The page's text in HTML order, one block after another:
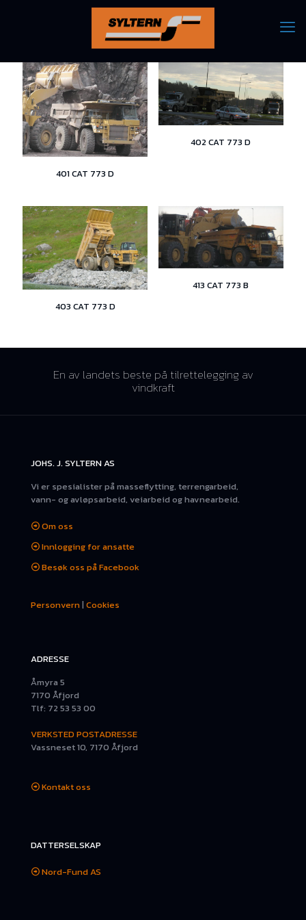
401 CAT 773 D
402 CAT 773 D
403 CAT 773 D
413 CAT 773 B
En av landets beste på tilrettelegging av
vindkraft
JOHS. J. SYLTERN AS
Vi er spesialister på masseflytting, terrengarbeid,
vann- og avløpsarbeid, veiarbeid og havnearbeid.
Om oss
Innlogging for ansatte
Besøk oss på Facebook
Personvern| Cookies
ADRESSE
Åmyra 5
7170 Åfjord
Tlf: 72 53 53 00
VERKSTED POSTADRESSE
Vassneset 10, 7170 Åfjord
Kontakt oss
DATTERSELSKAP
Nord-Fund AS